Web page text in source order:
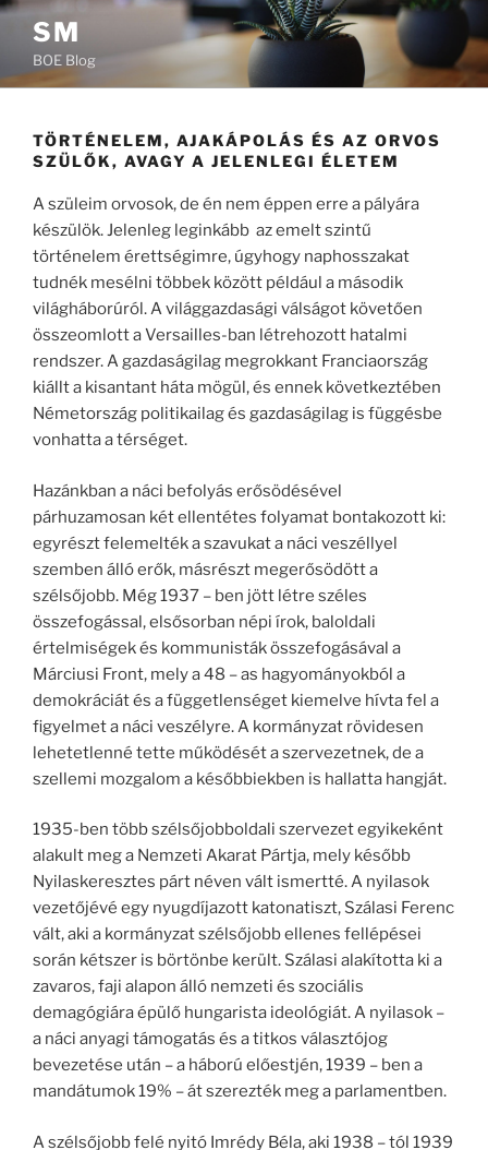
Tartalomhoz
SM
BOE Blog
TÖRTÉNELEM, AJAKÁPOLÁS ÉS AZ ORVOS
SZÜLŐK, AVAGY A JELENLEGI ÉLETEM
A szüleim orvosok, de én nem éppen erre a pályára
készülök. Jelenleg leginkább az emelt szintű
történelem érettségimre, úgyhogy naphosszakat
tudnék mesélni többek között például a második
világháborúról. A világgazdasági válságot követően
összeomlott a Versailles-ban létrehozott hatalmi
rendszer. A gazdaságilag megrokkant Franciaország
kiállt a kisantant háta mögül, és ennek következtében
Németország politikailag és gazdaságilag is függésbe
vonhatta a térséget.
Hazánkban a náci befolyás erősödésével
párhuzamosan két ellentétes folyamat bontakozott ki:
egyrészt felemelték a szavukat a náci veszéllyel
szemben álló erők, másrészt megerősödött a
szélsőjobb. Még 1937 – ben jött létre széles
összefogással, elsősorban népi írok, baloldali
értelmiségek és kommunisták összefogásával a
Márciusi Front, mely a 48 – as hagyományokból a
demokráciát és a függetlenséget kiemelve hívta fel a
figyelmet a náci veszélyre. A kormányzat rövidesen
lehetetlenné tette működését a szervezetnek, de a
szellemi mozgalom a későbbiekben is hallatta hangját.
1935-ben több szélsőjobboldali szervezet egyikeként
alakult meg a Nemzeti Akarat Pártja, mely később
Nyilaskeresztes párt néven vált ismertté. A nyilasok
vezetőjévé egy nyugdíjazott katonatiszt, Szálasi Ferenc
vált, aki a kormányzat szélsőjobb ellenes fellépései
során kétszer is börtönbe került. Szálasi alakította ki a
zavaros, faji alapon álló nemzeti és szociális
demagógiára épülő hungarista ideológiát. A nyilasok –
a náci anyagi támogatás és a titkos választójog
bevezetése után – a háború előestjén, 1939 – ben a
mandátumok 19% – át szerezték meg a parlamentben.
A szélsőjobb felé nyitó Imrédy Béla, aki 1938 – tól 1939